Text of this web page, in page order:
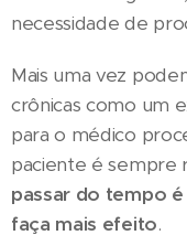
necessidade de
Mais uma vez
crônicas como um
para o médico
paciente é sempre
passar do tempo
faça mais efeito.